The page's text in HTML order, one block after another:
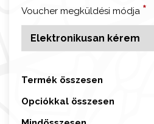
i
i
ő
p
Voucher megküldési módja *
Termék összesen
Opciókkal összesen